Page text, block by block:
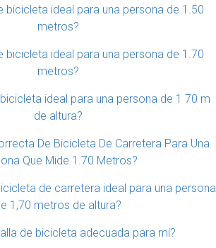
bicicleta ideal para una persona de 1.50
metros?
bicicleta ideal para una persona de 1.70
metros?
ideal para una persona de 1 70 m
de altura?
De Bicicleta De Carretera Para Una
Que Mide 1.70 Metros?
de carretera ideal para una persona
1,70 metros de altura?
de bicicleta adecuada para mí?